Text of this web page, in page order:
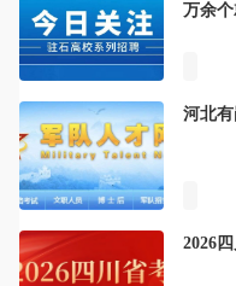
万余个
河北有
2026